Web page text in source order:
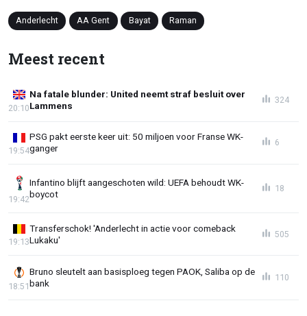
Anderlecht AA Gent Bayat Raman
Meest recent
Na fatale blunder: United neemt straf besluit over
Lammens
20:10
324
PSG pakt eerste keer uit: 50 miljoen voor Franse WK-
ganger
19:54
6
Infantino blijft aangeschoten wild: UEFA behoudt WK-
boycot
19:42
18
Transferschok! 'Anderlecht in actie voor comeback
Lukaku'
19:13
505
Bruno sleutelt aan basisploeg tegen PAOK, Saliba op de
bank
18:51
110